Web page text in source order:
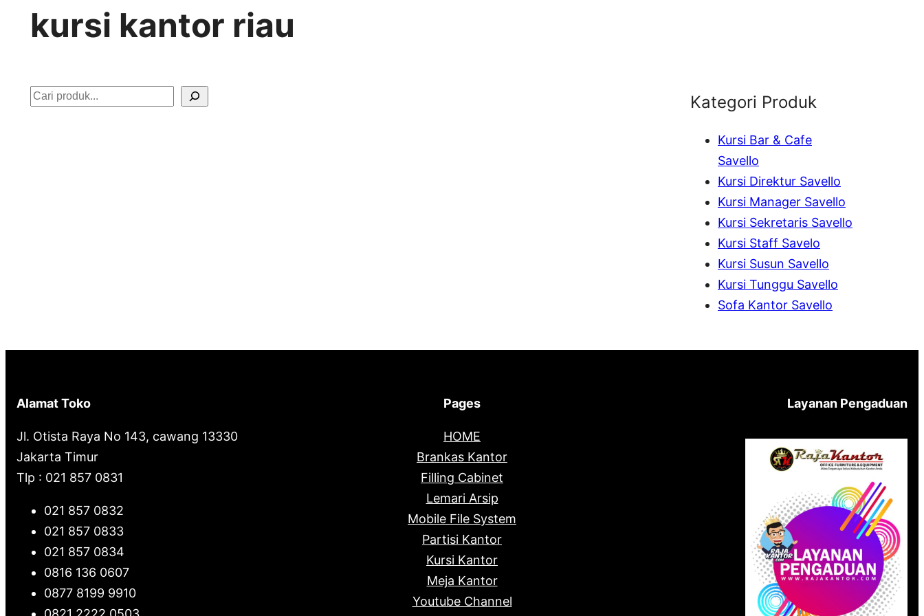
kursi kantor riau
S
Kategori Produk
Kursi Bar & Cafe
Savello
Kursi Direktur Savello
Kursi Manager Savello
Kursi Sekretaris Savello
Kursi Staff Savelo
Kursi Susun Savello
Kursi Tunggu Savello
Sofa Kantor Savello
Alamat Toko
Jl. Otista Raya No 143, cawang 13330
Jakarta Timur
Tlp : 021 857 0831
021 857 0832
021 857 0833
021 857 0834
0816 136 0607
0877 8199 9910
Pages
HOME
Brankas Kantor
Filling Cabinet
Lemari Arsip
Mobile File System
Partisi Kantor
Kursi Kantor
Meja Kantor
Youtube Channel
Layanan Pengaduan